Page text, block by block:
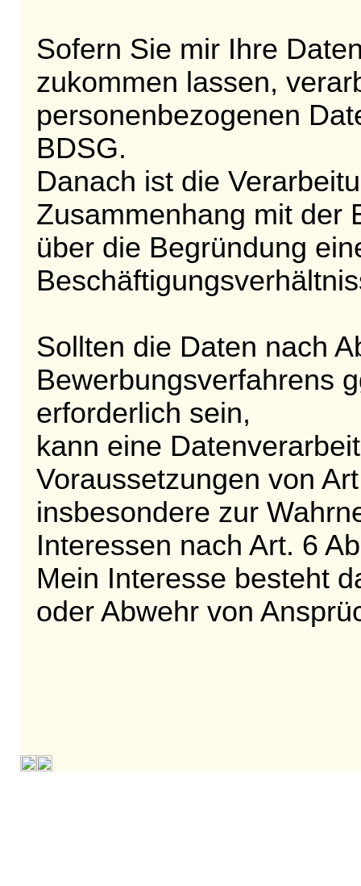
Sofern Sie mir Ihre
zukommen lassen,
personenbezogenen
BDSG.
Danach ist die
Zusammenhang mit der
über die Begründung
Sollten die Daten nach
Bewerbungsverfahrens
erforderlich sein,
kann eine
Voraussetzungen von
insbesondere zur
Interessen nach Art. 6
Mein Interesse besteht
oder Abwehr von
Weiterhin können Sie